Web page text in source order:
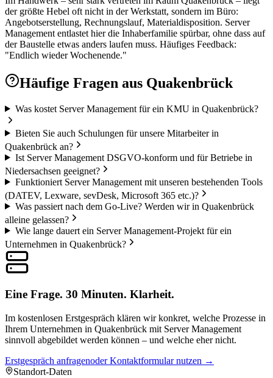
der größte Hebel oft nicht in der Werkstatt, sondern im Büro:
Angebotserstellung, Rechnungslauf, Materialdisposition. Server
Management entlastet hier die Inhaberfamilie spürbar, ohne dass auf
der Baustelle etwas anders laufen muss. Häufiges Feedback:
"Endlich wieder Wochenende."
Häufige Fragen aus Quakenbrück
Was kostet Server Management für ein KMU in Quakenbrück?
Bieten Sie auch Schulungen für unsere Mitarbeiter in
Quakenbrück an?
Ist Server Management DSGVO-konform und für Betriebe in
Niedersachsen geeignet?
Funktioniert Server Management mit unseren bestehenden Tools
(DATEV, Lexware, sevDesk, Microsoft 365 etc.)?
Was passiert nach dem Go-Live? Werden wir in Quakenbrück
alleine gelassen?
Wie lange dauert ein Server Management-Projekt für ein
Unternehmen in Quakenbrück?
Eine Frage. 30 Minuten. Klarheit.
Im kostenlosen Erstgespräch klären wir konkret, welche Prozesse in
Ihrem Unternehmen in Quakenbrück mit Server Management
sinnvoll abgebildet werden können – und welche eher nicht.
Erstgespräch anfragenoder Kontaktformular nutzen →
Standort-Daten